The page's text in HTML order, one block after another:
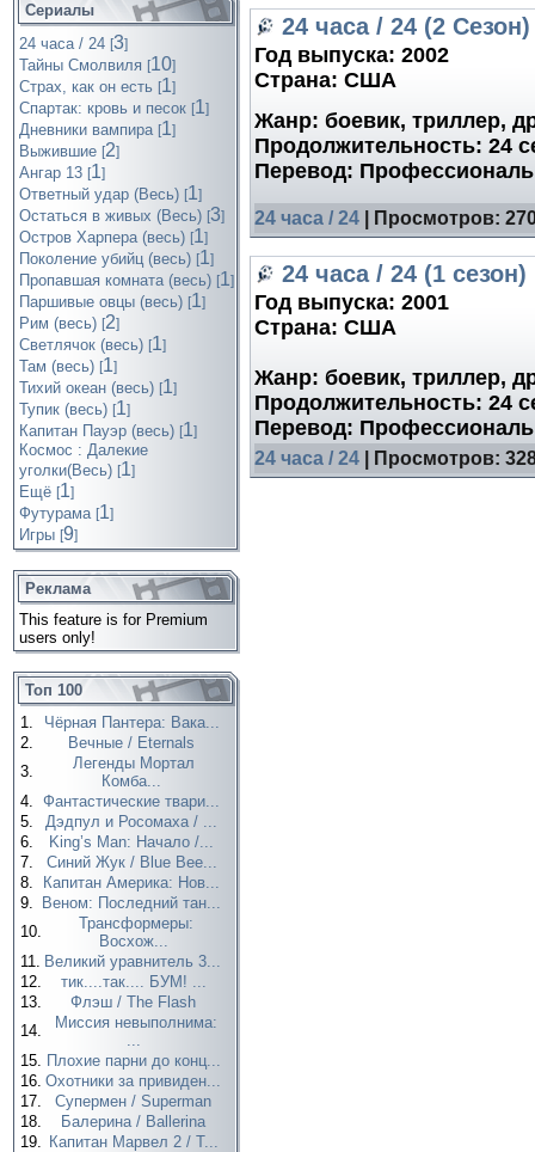
Сериалы
24 часа / 24 [3]
Тайны Смолвиля [10]
Страх, как он есть [1]
Спартак: кровь и песок [1]
Дневники вампира [1]
Выжившие [2]
Ангар 13 [1]
Ответный удар (Весь) [1]
Остаться в живых (Весь) [3]
Остров Харпера (весь) [1]
Поколение убийц (весь) [1]
Пропавшая комната (весь) [1]
Паршивые овцы (весь) [1]
Рим (весь) [2]
Светлячок (весь) [1]
Там (весь) [1]
Тихий океан (весь) [1]
Тупик (весь) [1]
Капитан Пауэр (весь) [1]
Космос : Далекие
уголки(Весь) [1]
Ещё [1]
Футурама [1]
Игры [9]
Реклама
This feature is for Premium
users only!
Топ 100
1.
Чёрная Пантера: Вака...
2.
Вечные / Eternals
3.
Легенды Мортал
Комба...
4. Фантастические твари...
5.
Дэдпул и Росомаха / ...
6.
King’s Man: Начало /...
7.
Синий Жук / Blue Bee...
8.
Капитан Америка: Нов...
9.
Веном: Последний тан...
10.
Трансформеры:
Восхож...
11. Великий уравнитель 3...
12.
тик....так.... БУМ! ...
13.
Флэш / The Flash
14.
Миссия невыполнима:
...
15. Плохие парни до конц...
16. Охотники за привиден...
17.
Супермен / Superman
18.
Балерина / Ballerina
19. Капитан Марвел 2 / T...
24 часа / 24 (2 Сезон)
Год выпуска: 2002
Страна: США
Жанр: боевик, триллер,
Продолжительность: 24
Перевод:
24 часа / 24 | Просмотров:
24 часа / 24 (1 сезон)
Год выпуска: 2001
Страна: США
Жанр: боевик, триллер,
Продолжительность: 24
Перевод:
24 часа / 24 | Просмотров: